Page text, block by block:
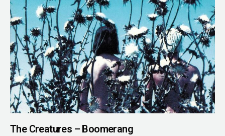
The Creatures – Boomerang